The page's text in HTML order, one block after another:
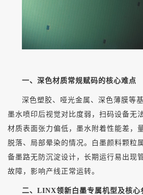
一、深色材质常规赋码的核心难点
深色塑胶、哑光金属、深色薄膜等
墨水喷印后视觉对比度弱，扫码设备无
材质表面张力偏低，墨水附着性能差，
脱落、局部晕染的情况。白墨颜料颗粒
备墨路无防沉淀设计，长期运行易出现
故障，影响产线正常运转。
二、 LINX领新白墨专属机型及核心